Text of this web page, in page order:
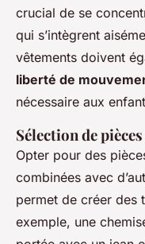
crucial de se
qui s’intègrent
vêtements doivent
liberté de
nécessaire aux
Sélection de
Opter pour des
combinées avec
permet de créer des
exemple, une